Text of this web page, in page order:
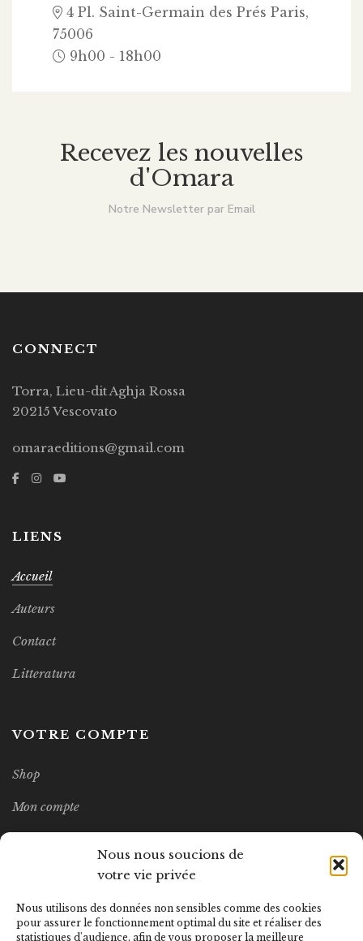
Nous nous soucions de
votre vie privée
Nous utilisons des données non sensibles comme des cookies
pour assurer le fonctionnement optimal du site et réaliser des
statistiques d'audience, afin de vous proposer la meilleure
4 Pl. Saint-Germain des Prés Paris,
75006
9h00 - 18h00
Notre Newsletter par Email
Recevez les nouvelles
d'Omara
CONNECT
Torra, Lieu-dit Aghja Rossa
20215 Vescovato
omaraeditions@gmail.com
LIENS
Accueil
Auteurs
Contact
Litteratura
VOTRE COMPTE
Shop
Mon compte
MEILLEURES VENTES